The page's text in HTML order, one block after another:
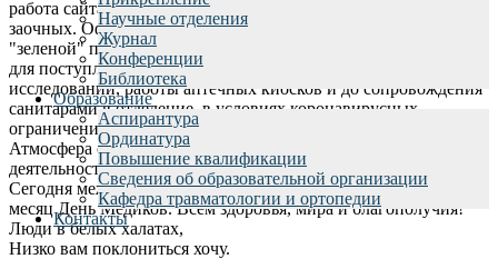
Научные отделения
Журнал
Конференции
Библиотека
Образование
Аспирантура
Ординатура
Повышение квалификации
Сведения об образовательной организации
Кафедра травматологии и ортопедии
Контакты
работа сайта, записи и организации консультаций, в том числе
заочных. Оформление в стационар, начиная с добротной
"зеленой" палатки ожидания, оформления всей документации
для поступления, оперативного проведения недостающих
исследований, работы аптечных киосков и до сопровождения
санитарами в отделение, в условиях коронавирусных
ограничений организовано очень четко и слаженно.
Атмосфера спокойствия и благополучия во всех направлениях
деятельности отделения и всей клиники.
Сегодня международный День медицинской сестры, через
месяц День Медиков. Всем здоровья, мира и благополучия!
Люди в белых халатах,
Низко вам поклониться хочу.